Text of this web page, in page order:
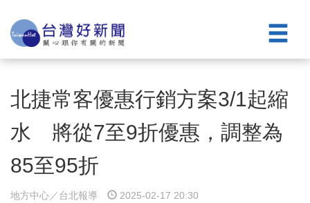
北捷常客優惠行銷方案3/1起縮
水 將從7至9折優惠，調整為
85至95折
地方中心／台北報導 2025-02-17 20:30